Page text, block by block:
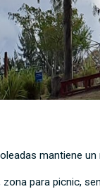
mantiene un
para picnic,